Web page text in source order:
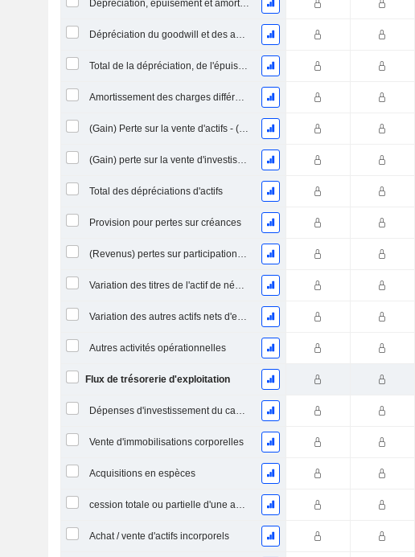
Dépréciation, épuisement et amortissement
Dépréciation du goodwill et des actifs intangibles
Total de la dépréciation, de l'épuisement et de l'amortissement
Amortissement des charges différées, total
(Gain) Perte sur la vente d'actifs - (CF)
(Gain) perte sur la vente d'investissements - (CF)
Total des dépréciations d'actifs
Provision pour pertes sur créances
(Revenus) pertes sur participations - (CF)
Variation des titres de l'actif de négociation
Variation des autres actifs nets d'exploitation (perçus)
Autres activités opérationnelles
Flux de trésorerie d'exploitation
Dépenses d'investissement du capital (CAPEX)
Vente d'immobilisations corporelles
Acquisitions en espèces
cession totale ou partielle d'une activité
Achat / vente d'actifs incorporels